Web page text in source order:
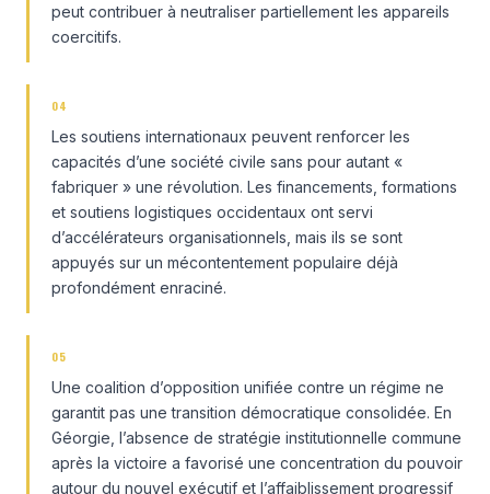
peut contribuer à neutraliser partiellement les appareils
coercitifs.
04
Les soutiens internationaux peuvent renforcer les
capacités d’une société civile sans pour autant «
fabriquer » une révolution. Les financements, formations
et soutiens logistiques occidentaux ont servi
d’accélérateurs organisationnels, mais ils se sont
appuyés sur un mécontentement populaire déjà
profondément enraciné.
05
Une coalition d’opposition unifiée contre un régime ne
garantit pas une transition démocratique consolidée. En
Géorgie, l’absence de stratégie institutionnelle commune
après la victoire a favorisé une concentration du pouvoir
autour du nouvel exécutif et l’affaiblissement progressif